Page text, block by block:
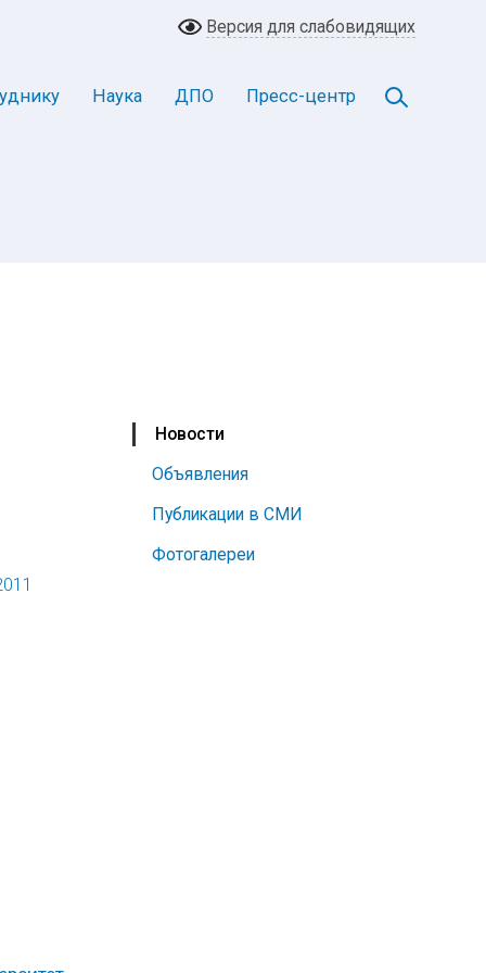
Версия для слабовидящих
Наука ДПО Пресс-центр
Новости
Объявления
Публикации в СМИ
Фотогалереи